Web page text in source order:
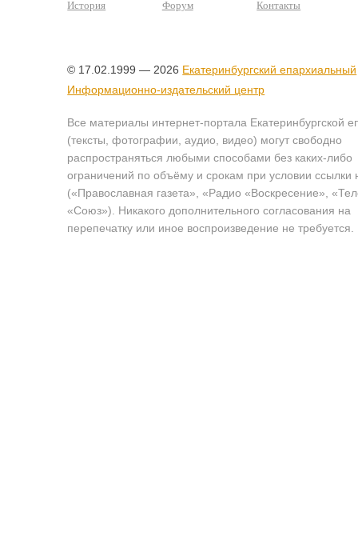
История
Форум
Контакты
© 17.02.1999 — 2026 Екатеринбургский епархиальный
Информационно-издательский центр
Все материалы интернет-портала Екатеринбургской
(тексты, фотографии, аудио, видео) могут свободно
распространяться любыми способами без каких-либо
ограничений по объёму и срокам при условии ссылки
(«Православная газета», «Радио «Воскресение»,
«Союз»). Никакого дополнительного согласования на
перепечатку или иное воспроизведение не требуется.